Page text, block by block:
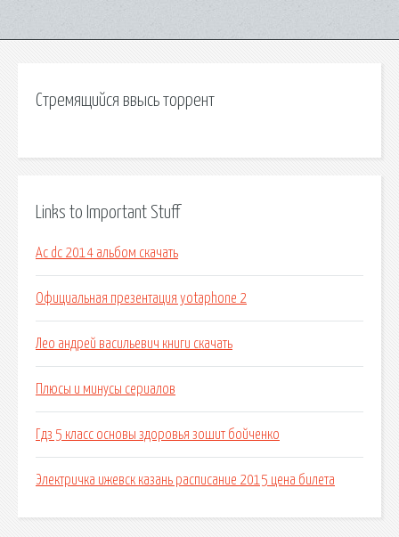
Стремящийся ввысь торрент
Links to Important Stuff
Ac dc 2014 альбом скачать
Официальная презентация yotaphone 2
Лео андрей васильевич книги скачать
Плюсы и минусы сериалов
Гдз 5 класс основы здоровья зошит бойченко
Электричка ижевск казань расписание 2015 цена билета